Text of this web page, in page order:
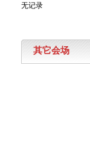
无记录
其它会场